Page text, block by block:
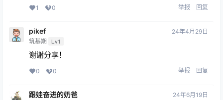
1 0 举报 回复
pikef
筑基期 Lv1
24年4月29日
谢谢分享！
0 0 举报 回复
跟娃奋进的奶爸 24年6月19日